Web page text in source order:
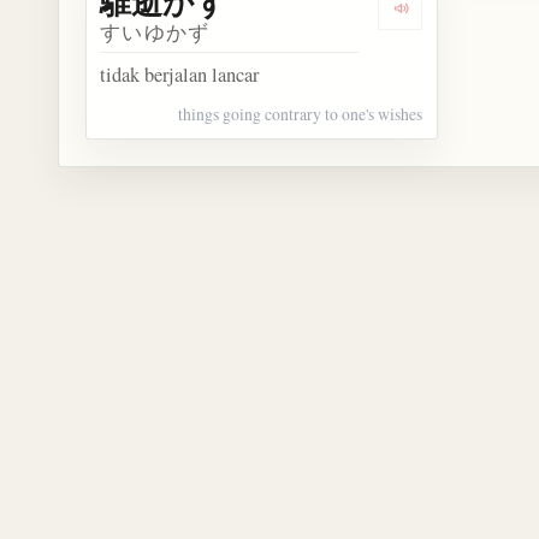
Dengarkan
すいゆかず
tidak berjalan lancar
things going contrary to one's wishes